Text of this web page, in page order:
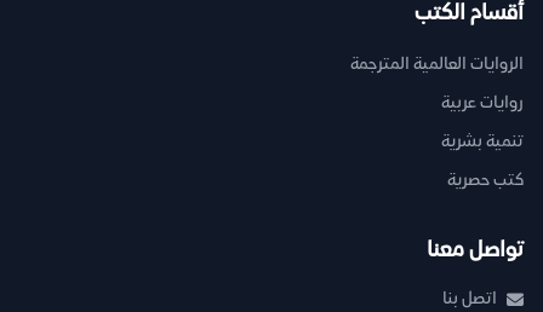
أقسام الكتب
الروايات العالمية المترجمة
روايات عربية
تنمية بشرية
كتب حصرية
تواصل معنا
اتصل بنا